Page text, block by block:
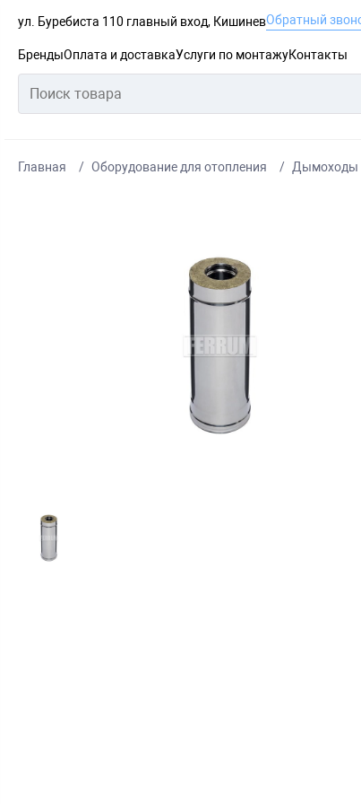
ул. Буребиста 110 главный вход, КишиневОбратный
БрендыОплата и доставкаУслуги по монтажуКонтакты
Главная Оборудование для отопления Дымоходы